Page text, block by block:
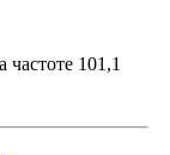
101,1